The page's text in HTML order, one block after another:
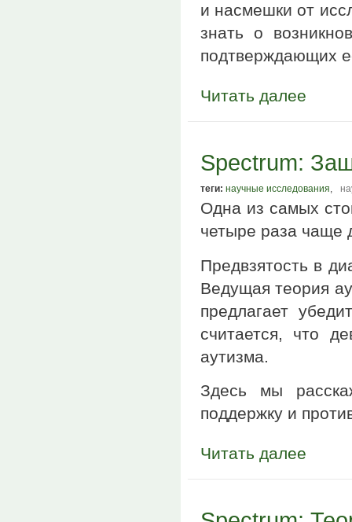
и насмешки от
знать о
подтверждающих
Читать далее
Spectrum:
теги: научные исследования,
Одна из самых
четыре раза чаще
Предвзятость в
Ведущая теория
предлагает
считается, что
аутизма.
Здесь мы
поддержку и
Читать далее